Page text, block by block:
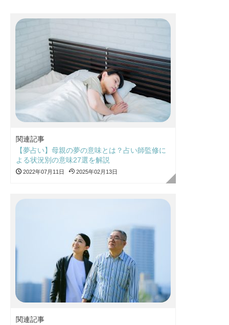
関連記事
【夢占い】母親の夢の意味とは？占い師監修に
よる状況別の意味27選を解説
2022年07月11日 2025年02月13日
関連記事